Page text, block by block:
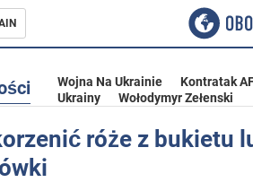
Wojna Na Ukrainie Kontratak
Ukrainy
Wołodymyr Zełenski
róże z bukietu